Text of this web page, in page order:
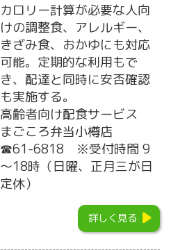
カロリー計算が必要な人向
けの調整食、アレルギー、
きざみ食、おかゆにも対応
可能。定期的な利用もで
き、配達と同時に安否確認
も実施する。
高齢者向け配食サービス
まごころ弁当小樽店
☎61-6818 ※受付時間 9
～18時（日曜、正月三が日
定休）
詳しく見る